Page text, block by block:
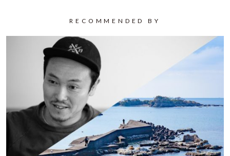
RECOMMENDED BY